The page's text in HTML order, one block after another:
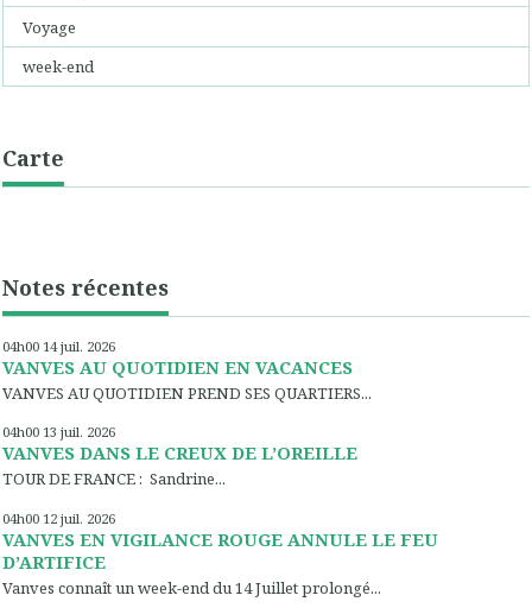
Voyage
week-end
Carte
Notes récentes
04h00 14 juil. 2026
VANVES AU QUOTIDIEN EN VACANCES
VANVES AU QUOTIDIEN PREND SES QUARTIERS...
04h00 13 juil. 2026
VANVES DANS LE CREUX DE L’OREILLE
TOUR DE FRANCE : Sandrine...
04h00 12 juil. 2026
VANVES EN VIGILANCE ROUGE ANNULE LE FEU
D’ARTIFICE
Vanves connaît un week-end du 14 Juillet prolongé...